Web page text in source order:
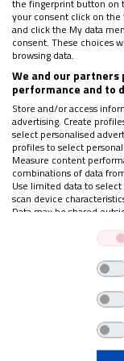
fronterizo,
aceleración de
más enérgico
mafias que
latitudes.
exclamó,a la
como a
consuelo de
dejado atrás.
Rendir
El día
toca
corto, medio
the fingerprint button on
your consent click on
and click the My data
consent. These choices
browsing data.
We and our
performance and to
Store and/or access
advertising. Create
select personalised
profiles to select
Measure content
combinations of data
Use limited data to
scan device
Data may be shared
Your consent and the
View Partner List (1
We use your data for the
IAB processing